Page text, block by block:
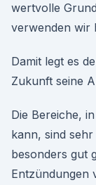
wertvolle
verwenden wir
Damit legt es
Zukunft seine
Die Bereiche,
kann, sind
besonders gut
Entzündungen